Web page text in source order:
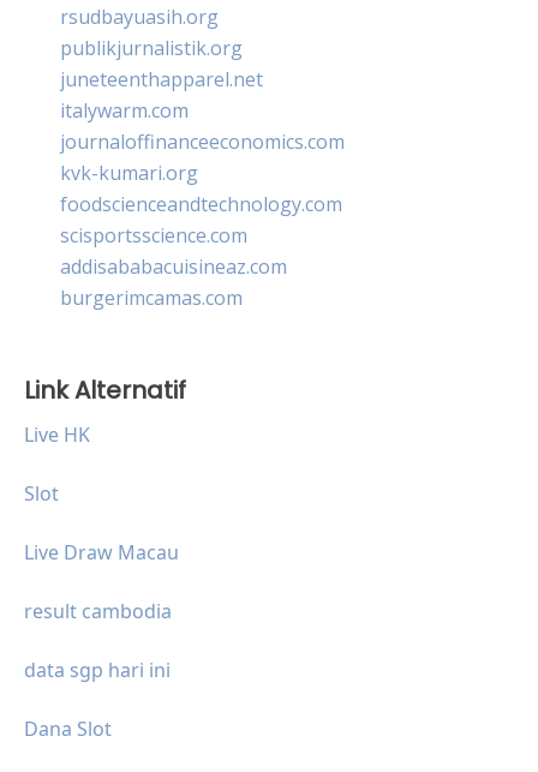
rsudbayuasih.org
publikjurnalistik.org
juneteenthapparel.net
italywarm.com
journaloffinanceeconomics.com
kvk-kumari.org
foodscienceandtechnology.com
scisportsscience.com
addisababacuisineaz.com
burgerimcamas.com
Link Alternatif
Live HK
Slot
Live Draw Macau
result cambodia
data sgp hari ini
Dana Slot